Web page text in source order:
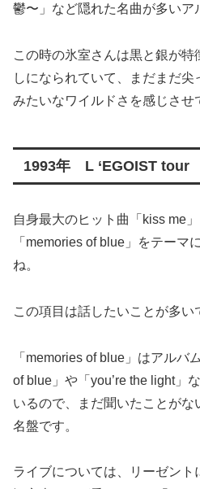
鬱〜」など隠れた名曲が多いア
この時の氷室さんは黒と銀が
しになられていて、まだまだ
みたいなワイルドさを感じさせ
1993年 L ‘EGOIST tour
自身最大のヒット曲「kiss me
「memories of blue」をテーマ
ね。
この項目は話したいことが多い
「memories of blue」はアルバ
of blue」や「you’re the light」
いるので、まだ聞いたことが
名盤です。
ライブについては、リーゼン